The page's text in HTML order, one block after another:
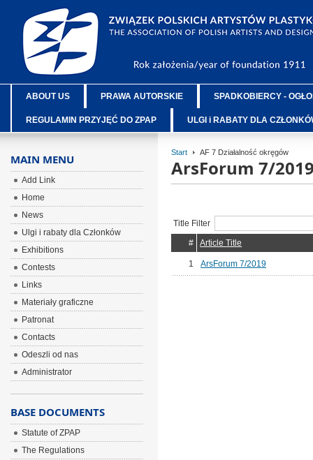
ABOUT US PRAWA AUTORSKIE SPADKOBIERCY -
REGULAMIN PRZYJĘĆ DO ZPAP ULGI i RABATY DLA
Start AF 7 Działalność okręgów
ArsForum 7/
Title Filter
#
Article Title
1 ArsForum 7/2019
MAIN MENU
Add Link
Home
News
Ulgi i rabaty dla Członków
Exhibitions
Contests
Links
Materiały graficzne
Patronat
Contacts
Odeszli od nas
Administrator
BASE DOCUMENTS
Statute of ZPAP
The Regulations